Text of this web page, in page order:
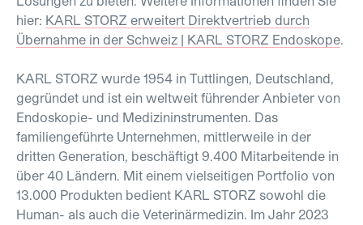
hier: KARL STORZ erweitert Direktvertrieb durch
Übernahme in der Schweiz | KARL STORZ Endoskope.
KARL STORZ wurde 1954 in Tuttlingen, Deutschland,
gegründet und ist ein weltweit führender Anbieter von
Endoskopie- und Medizininstrumenten. Das
familiengeführte Unternehmen, mittlerweile in der
dritten Generation, beschäftigt 9.400 Mitarbeitende in
über 40 Ländern. Mit einem vielseitigen Portfolio von
13.000 Produkten bedient KARL STORZ sowohl die
Human- als auch die Veterinärmedizin. Im Jahr 2023